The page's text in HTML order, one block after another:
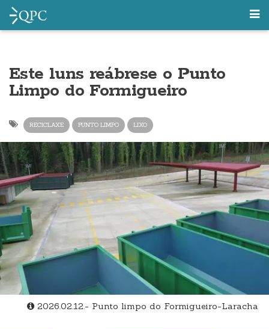
Este luns reábrese o Punto
Limpo do Formigueiro
RECICLAXE PUNTO LIMPO LIXO
2026.02.12.- Punto limpo do Formigueiro-Laracha